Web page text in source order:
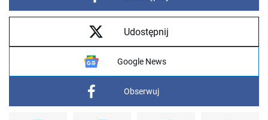
Udostępnij
Google News
Obserwuj